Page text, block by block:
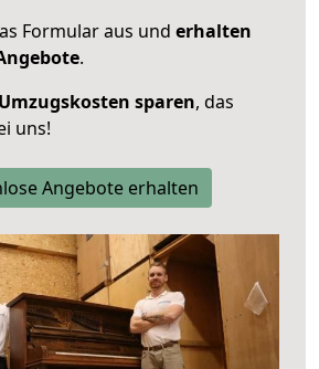
Formular aus und erhalten
.
sparen, das
uns!
Angebote erhalten